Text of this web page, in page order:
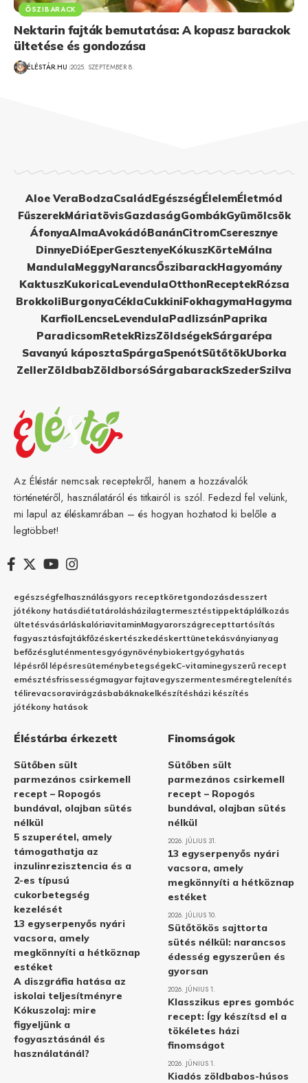
ŐSZIBARACK
Nektarin fajták bemutatása: A kopasz barackok
ültetése és gondozása
ÉLÉSTÁR.HU 2025. SZEPTEMBER 8.
Aloe VeraBodzaCsaládEgészségÉlelemÉletmód
FűszerekMáriatövisGazdaságGombákGyümölcsök
ÁfonyaAlmaAvokádóBanánCitromCseresznye
DinnyeDióEperGesztenyeKókuszKörteMálna
MandulaMeggyNarancsŐszibarackHagyomány
KaktuszKukoricaLevendulaOtthonReceptekRózsa
BrokkoliBurgonyaCéklaCukkiniFokhagymaHagyma
KarfiolLencseLevendulaPadlizsánPaprika
ParadicsomRetekRizsZöldségekSárgarépa
Savanyú káposztaSpárgaSpenótSütőtökUborka
ZellerZöldbabZöldborsóSárgabarackSzederSzilva
Az Éléstár nemcsak receptekről, hanem a hozzávalók
történetéről, használatáról és titkairól is szól. Fedezd fel velünk,
mi lapul az éléskamrában – és hogyan hozhatod ki belőle a
legtöbbet!
egészségfelhasználásgyors receptköretgondozásdesszert
jótékony hatásdiétatárolásházilagtermesztéstippektáplálkozás
ültetésvásárláskalóriavitaminMagyarországrecepttartósítás
fagyasztásfajtákfőzéskertészkedéskerttünetekásványianyag
befőzésgluténmentesgyógynövénybiokertgyógyhatás
lépésről lépésresüteménybetegségekC-vitaminegyszerű recept
emésztésfrissességmagyar fajtavegyszermentesméregtelenítés
télirevacsoravirágzásbabáknakelkészítésházi készítés
jótékony hatások
Éléstárba érkezett
Sütőben sült
parmezános csirkemell
recept – Ropogós
bundával, olajban sütés
nélkül
5 szuperétel, amely
támogathatja az
inzulinrezisztencia és a
2-es típusú
cukorbetegség
kezelését
13 egyserpenyős nyári
vacsora, amely
megkönnyíti a hétköznap
estéket
A diszgráfia hatása az
iskolai teljesítményre
Kókuszolaj: mire
figyeljünk a
fogyasztásánál és
használatánál?
Finomságok
Sütőben sült
parmezános csirkemell
recept – Ropogós
bundával, olajban sütés
nélkül
2026. JÚLIUS 31.
13 egyserpenyős nyári
vacsora, amely
megkönnyíti a hétköznap
estéket
2026. JÚLIUS 10.
Sütőtökös sajttorta
sütés nélkül: narancsos
édesség egyszerűen és
gyorsan
2026. JÚNIUS 1.
Klasszikus epres gombóc
recept: Így készítsd el a
tökéletes házi
finomságot
2026. JÚNIUS 1.
Kiadós zöldbabos-húsos